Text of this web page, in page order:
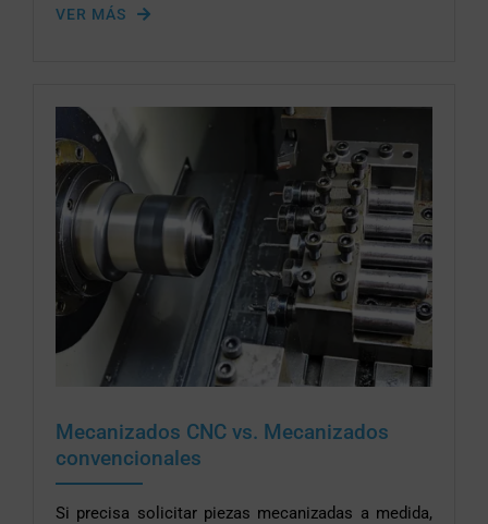
VER MÁS
Mecanizados CNC vs. Mecanizados
convencionales
Si precisa solicitar piezas mecanizadas a medida,